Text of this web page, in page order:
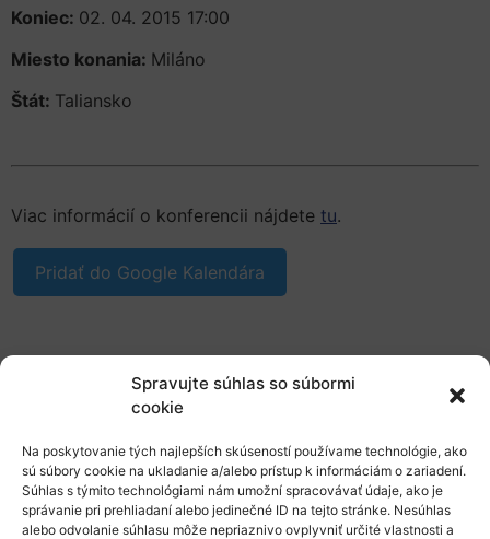
Spravujte súhlas so súbormi
cookie
Na poskytovanie tých najlepších skúseností používame technológie, ako
sú súbory cookie na ukladanie a/alebo prístup k informáciám o zariadení.
Súhlas s týmito technológiami nám umožní spracovávať údaje, ako je
správanie pri prehliadaní alebo jedinečné ID na tejto stránke. Nesúhlas
alebo odvolanie súhlasu môže nepriaznivo ovplyvniť určité vlastnosti a
Koniec: 02. 04. 2015 17:00
Miesto konania: Miláno
Štát: Taliansko
Viac informácií o konferencii nájdete tu.
Pridať do Google Kalendára
O nás
Naše služby
Financovanie a podpora